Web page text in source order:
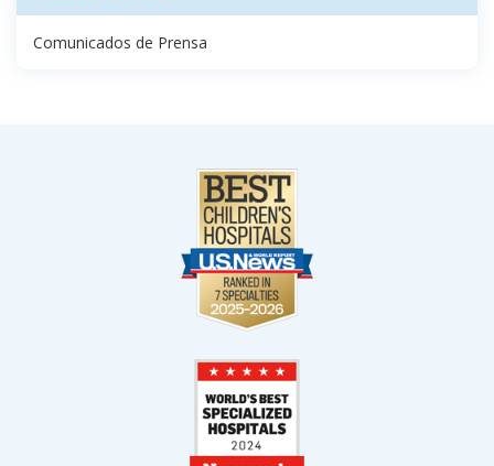
Comunicados de Prensa